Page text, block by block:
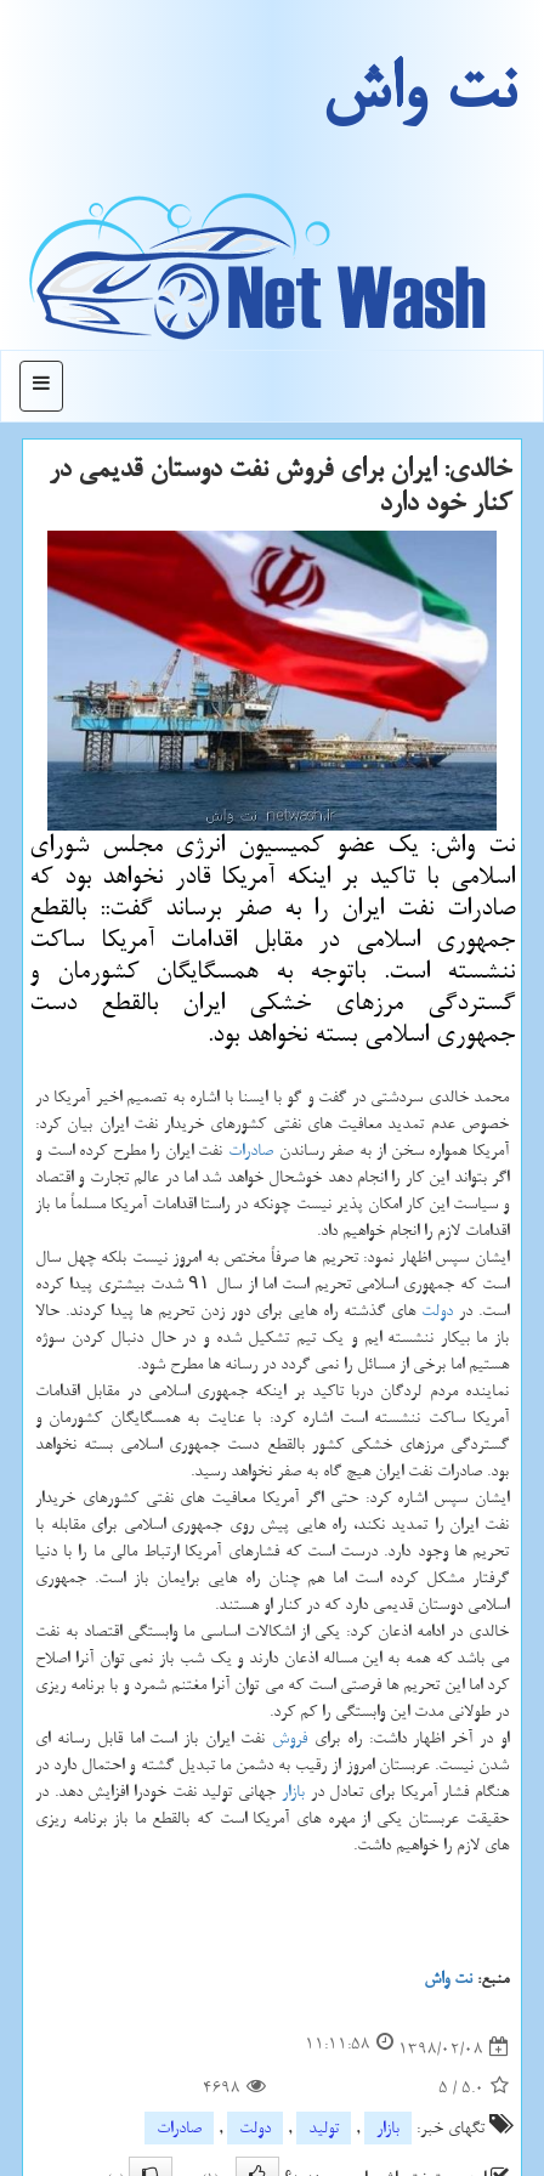
نت واش
منو
خالدی: ایران برای فروش نفت دوستان قدیمی در
كنار خود دارد
نت واش: یك عضو كمیسیون انرژی مجلس شورای
اسلامی با تاكید بر اینكه آمریكا قادر نخواهد بود كه
صادرات نفت ایران را به صفر برساند گفت:: بالقطع
جمهوری اسلامی در مقابل اقدامات آمریكا ساكت
ننشسته است. باتوجه به همسگایگان كشورمان و
گستردگی مرزهای خشكی ایران بالقطع دست
جمهوری اسلامی بسته نخواهد بود.
محمد خالدی سردشتی در گفت و گو با ایسنا با اشاره به تصمیم اخیر آمریكا در
خصوص عدم تمدید معافیت های نفتی كشورهای خریدار نفت ایران بیان كرد:
آمریكا همواره سخن از به صفر رساندن صادرات نفت ایران را مطرح كرده است و
اگر بتواند این كار را انجام دهد خوشحال خواهد شد اما در عالم تجارت و اقتصاد
و سیاست این كار امكان پذیر نیست چونكه در راستا اقدامات آمریكا مسلماً ما باز
اقدامات لازم را انجام خواهیم داد.
ایشان سپس اظهار نمود: تحریم ها صرفاً مختص به امروز نیست بلكه چهل سال
است كه جمهوری اسلامی تحریم است اما از سال ۹۱ شدت بیشتری پیدا كرده
است. در دولت های گذشته راه هایی برای دور زدن تحریم ها پیدا كردند. حالا
باز ما بیكار ننشسته ایم و یك تیم تشكیل شده و در حال دنبال كردن سوژه
هستیم اما برخی از مسائل را نمی گردد در رسانه ها مطرح شود.
نماینده مردم لردگان دربا تاكید بر اینكه جمهوری اسلامی در مقابل اقدامات
آمریكا ساكت ننشسته است اشاره كرد: با عنایت به همسگایگان كشورمان و
گستردگی مرزهای خشكی كشور بالقطع دست جمهوری اسلامی بسته نخواهد
بود. صادرات نفت ایران هیچ گاه به صفر نخواهد رسید.
ایشان سپس اشاره كرد: حتی اگر آمریكا معافیت های نفتی كشورهای خریدار
نفت ایران را تمدید نكند، راه هایی پیش روی جمهوری اسلامی برای مقابله با
تحریم ها وجود دارد. درست است كه فشارهای آمریكا ارتباط مالی ما را با دنیا
گرفتار مشكل كرده است اما هم چنان راه هایی برایمان باز است. جمهوری
اسلامی دوستان قدیمی دارد كه در كنار او هستند.
خالدی در ادامه اذعان كرد: یكی از اشكالات اساسی ما وابستگی اقتصاد به نفت
می باشد كه همه به این مساله اذعان دارند و یك شب باز نمی توان آنرا اصلاح
كرد اما این تحریم ها فرصتی است كه می توان آنرا مغتنم شمرد و با برنامه ریزی
در طولانی مدت این وابستگی را كم كرد.
او در آخر اظهار داشت: راه برایفروش نفت ایران باز است اما قابل رسانه ای
شدن نیست. عربستان امروز از رقیب به دشمن ما تبدیل گشته و احتمال دارد در
هنگام فشار آمریكا برای تعادل دربازار جهانی تولید نفت خودرا افزایش دهد. در
حقیقت عربستان یكی از مهره های آمریكا است كه بالقطع ما باز برنامه ریزی
های لازم را خواهیم داشت.
منبع:نت واش
1398/02/08
11:11:58
5.0
/
5
4698
تگهای خبر:
بازار , تولید , دولت ,
صادرات